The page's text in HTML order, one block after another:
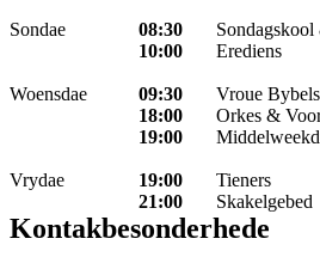
Sondae
Woensdae
Vrydae
08:30
10:00
09:30
18:00
19:00
19:00
21:00
Erediens
Vroue
Orkes &
Tieners
Skakelgebed
Kontakbesonderhede